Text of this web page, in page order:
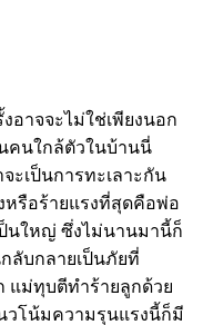
อาจจะไม่ใช่เพียงนอก
คนใกล้ตัวในบ้านนี่
ะเป็นการทะเลาะกัน
รือร้ายแรงที่สุดคือพ่อ
นใหญ่ ซึ่งไม่นานมานี้ก็
ลับกลายเป็นภัยที่
แม่ทุบตีทำร้ายลูกด้วย
วโน้มความรุนแรงนี้ก็มี